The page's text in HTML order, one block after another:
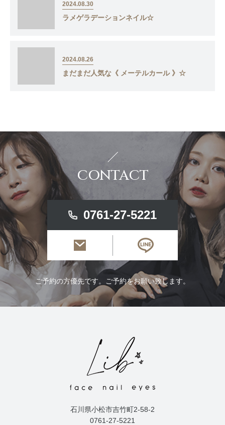
2024.08.30
ラメゲラデーションネイル☆
2024.08.26
まだまだ人気な《 メーテルカール 》☆
CONTACT
0761-27-5221
ご予約の方優先です。ご予約をお願い致します。
石川県小松市吉竹町2-58-2
0761-27-5221